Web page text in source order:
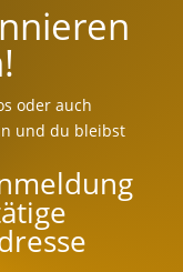
oder auch
und du bleibst